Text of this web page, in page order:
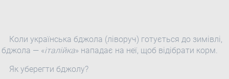
Коли українська бджола (ліворуч) готується до зимівлі,
бджола — «італійка» нападає на неї, щоб відібрати корм.
Як уберегти бджолу?